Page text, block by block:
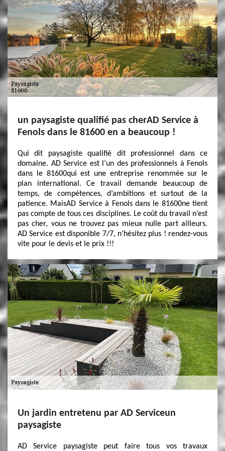
un paysagiste qualifié pas cherAD Service à
Fenols dans le 81600 en a beaucoup !
Qui dit paysagiste qualifié dit professionnel dans ce
domaine. AD Service est l’un des professionnels à Fenols
dans le 81600qui est une entreprise renommée sur le
plan international. Ce travail demande beaucoup de
temps, de compétences, d’ambitions et surtout de la
patience. MaisAD Service à Fenols dans le 81600ne tient
pas compte de tous ces disciplines. Le coût du travail n’est
pas cher, vous ne trouvez pas mieux nulle part ailleurs.
AD Service est disponible 7/7, n’hésitez plus ! rendez-vous
vite pour le devis et le prix !!!
Un jardin entretenu par AD Serviceun
paysagiste
AD Service paysagiste peut faire tous vos travaux